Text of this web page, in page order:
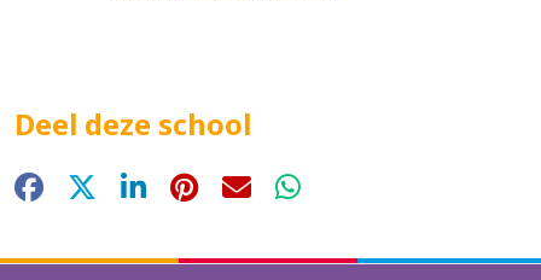
Deel deze school
Facebook LinkedInPinterestE-mailWhatsApp